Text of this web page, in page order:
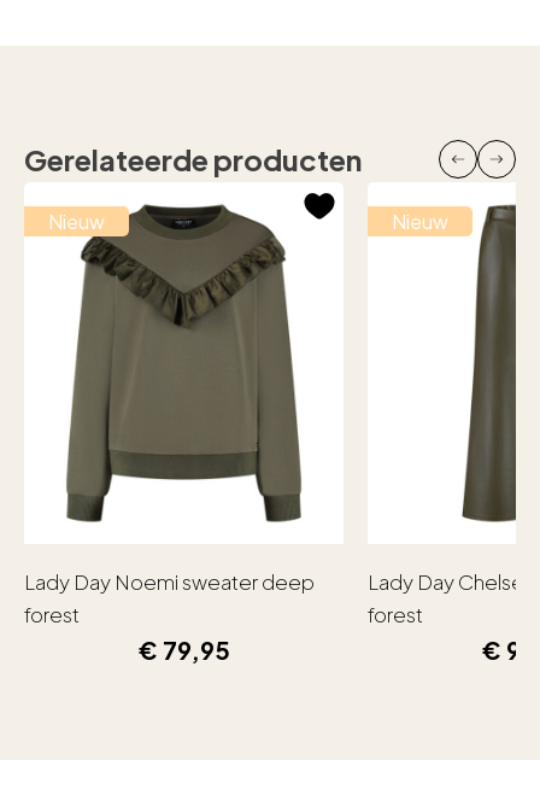
Gerelateerde producten
Nieuw
Lady Day Noemi sweater deep
forest
€ 79,95
Nieuw
Lady Day
forest
€